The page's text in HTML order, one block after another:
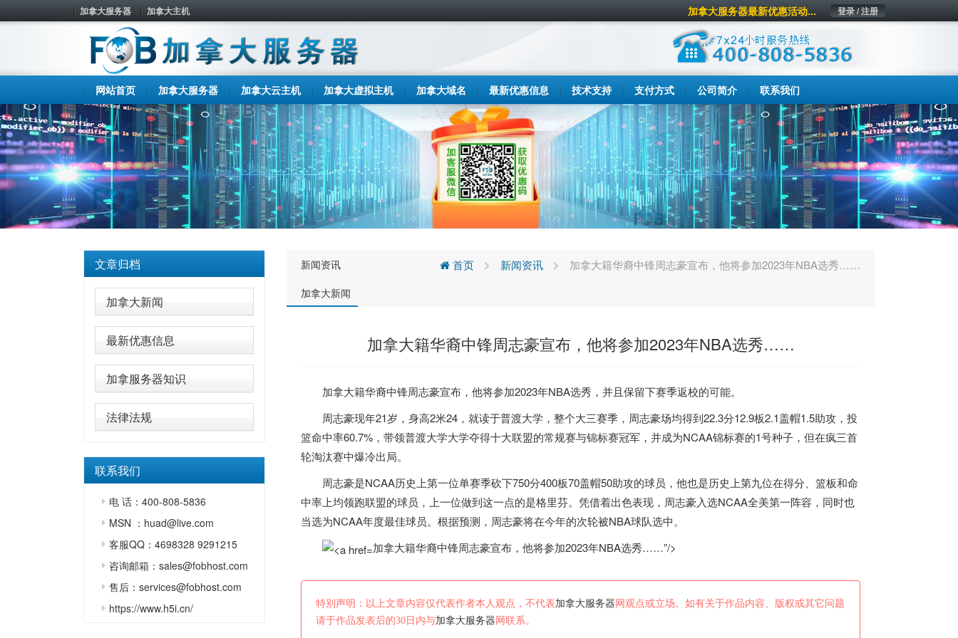
加拿大服务器 加拿大主机 登录 / 注册
加拿大服务器最新优惠活动...
网站首页 加拿大服务器 加拿大云主机 加拿大虚拟主机 加拿大域名 最新优惠信息 技术支持 支付方式 公司简介 联系我们
文章归档
加拿大新闻
最新优惠信息
加拿服务器知识
法律法规
联系我们
电 话：400-808-5836
MSN ：huad@live.com
客服QQ：4698328 9291215
咨询邮箱：sales@fobhost.com
售后：services@fobhost.com
https://www.h5i.cn/
新闻资讯
加拿大新闻
首页 新闻资讯 加拿大籍华裔中锋周志豪宣布，他将参加2023年NBA选秀……
加拿大籍华裔中锋周志豪宣布，他将参加2023年NBA选秀……
加拿大籍华裔中锋周志豪宣布，他将参加2023年NBA选秀，并且保留下赛季返校的可能。
周志豪现年21岁，身高2米24，就读于普渡大学，整个大三赛季，周志豪场均得到22.3分12.9板2.1盖帽1.5助攻，投
篮命中率60.7%，带领普渡大学大学夺得十大联盟的常规赛与锦标赛冠军，并成为NCAA锦标赛的1号种子，但在疯三首
轮淘汰赛中爆冷出局。
周志豪是NCAA历史上第一位单赛季砍下750分400板70盖帽50助攻的球员，他也是历史上第九位在得分、篮板和命
中率上均领跑联盟的球员，上一位做到这一点的是格里芬。凭借着出色表现，周志豪入选NCAA全美第一阵容，同时也
当选为NCAA年度最佳球员。根据预测，周志豪将在今年的次轮被NBA球队选中。
加拿大籍华裔中锋周志豪宣布，他将参加2023年NBA选秀……”/>
特别声明：以上文章内容仅代表作者本人观点，不代表加拿大服务器 网观点或立场。如有关于作品内容、版权或其它问题
请于作品发表后的30日内与加拿大服务器 网联系。